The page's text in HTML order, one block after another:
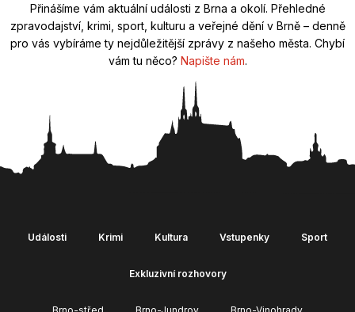
Přinášíme vám aktuální události z Brna a okolí. Přehledné
zpravodajství, krimi, sport, kulturu a veřejné dění v Brně – denně
pro vás vybíráme ty nejdůležitější zprávy z našeho města. Chybí
vám tu něco? Napište nám.
Události Krimi Kultura Vstupenky Sport
Exkluzivní rozhovory